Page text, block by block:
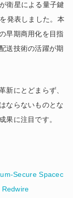
衛星による量子鍵
発表しました。本
早期商用化を目指
送技術の活躍が期
新にとどまらず、
ならないものとな
果に注目です。
Secure Spacec
Redwire